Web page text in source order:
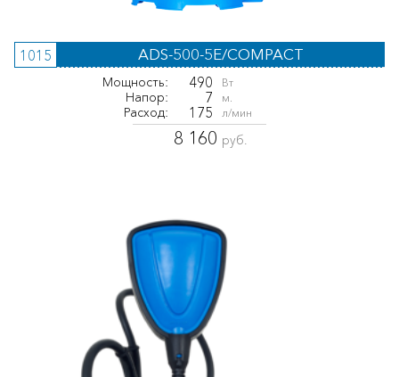
1015 ADS-500-5E/COMPACT
Мощность: 490 Вт
Напор: 7 м.
Расход: 175 л/мин
8 160 руб.